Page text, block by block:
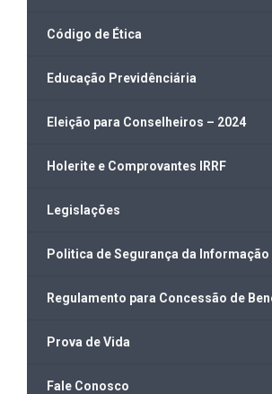
Código de Ética
Educação Previdênciária
Eleição para Conselheiros – 2024
Holerite e Comprovantes IRRF
Legislações
Politica de Segurança da Informação
Regulamento para Concessão de
Prova de Vida
Fale Conosco